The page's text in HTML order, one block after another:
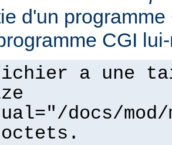
d'un
CGI
a une
docs/mod/